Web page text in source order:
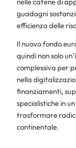
guadagni
efficienza delle
Il nuovo fondo
quindi non solo
complessiva per
nella
finanziamenti,
specialistiche in
trasformare
continentale.